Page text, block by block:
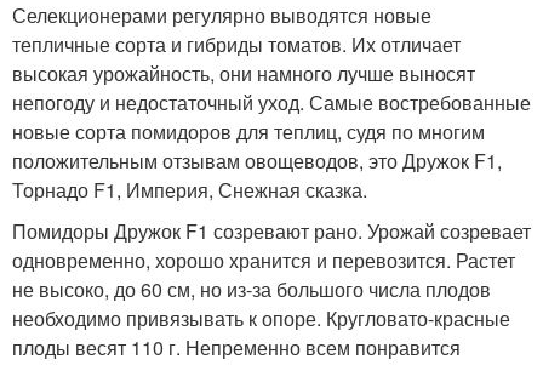
Селекционерами регулярно выводятся новые
тепличные сорта и гибриды томатов. Их отличает
высокая урожайность, они намного лучше выносят
непогоду и недостаточный уход. Самые востребованные
новые сорта помидоров для теплиц, судя по многим
положительным отзывам овощеводов, это Дружок F1,
Торнадо F1, Империя, Снежная сказка.
Помидоры Дружок F1 созревают рано. Урожай созревает
одновременно, хорошо хранится и перевозится. Растет
не высоко, до 60 см, но из-за большого числа плодов
необходимо привязывать к опоре. Кругловато-красные
плоды весят 110 г. Непременно всем понравится